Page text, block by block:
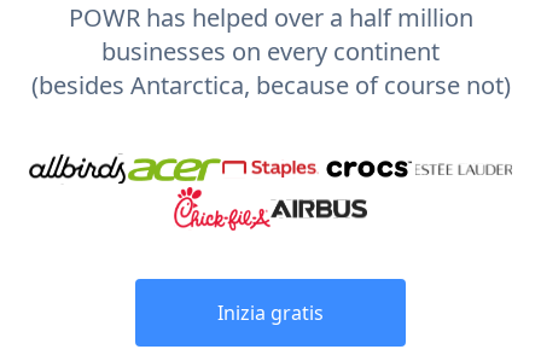
POWR has helped over a half million
businesses on every continent
(besides Antarctica, because of course not)
Inizia gratis